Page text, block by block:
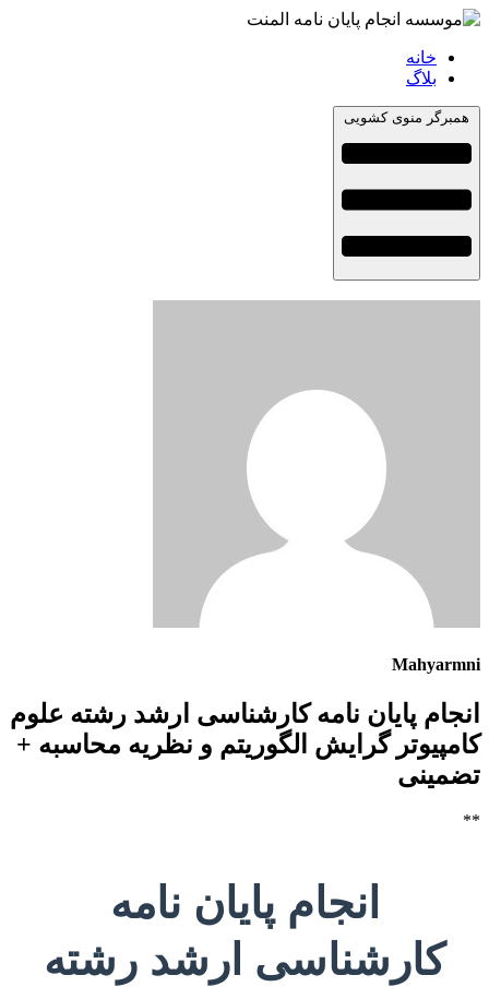
خانه
بلاگ
همبرگر منوی کشویی
Mahyarmni
انجام پایان نامه کارشناسی ارشد رشته علوم
کامپیوتر گرایش الگوریتم و نظریه محاسبه +
تضمینی
**
انجام پایان نامه
کارشناسی ارشد رشته